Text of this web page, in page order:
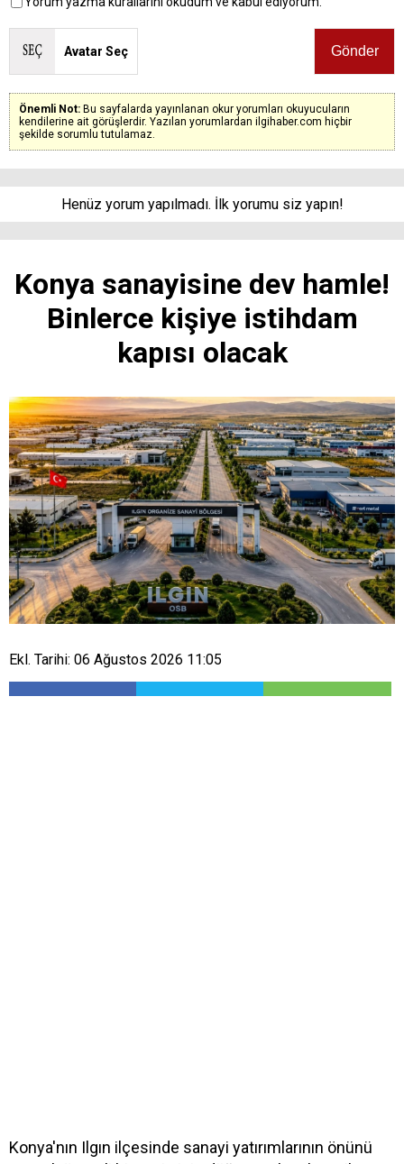
Avatar Seç
Önemli Not: Bu sayfalarda yayınlanan okur yorumları okuyucuların
kendilerine ait görüşlerdir. Yazılan yorumlardan ilgihaber.com hiçbir
şekilde sorumlu tutulamaz.
Henüz yorum yapılmadı. İlk yorumu siz yapın!
Konya sanayisine dev hamle!
Binlerce kişiye istihdam
kapısı olacak
Ekl. Tarihi: 06 Ağustos 2026 11:05
Konya'nın Ilgın ilçesinde sanayi yatırımlarının önünü